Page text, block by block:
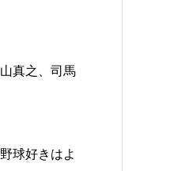
真之、司馬
球好きはよ